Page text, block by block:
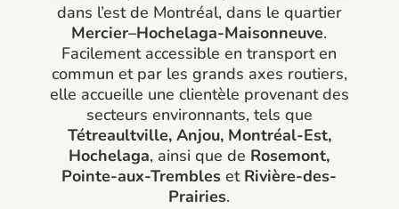
dans l’est de Montréal, dans le quartier
Mercier–Hochelaga-Maisonneuve.
Facilement accessible en transport en
commun et par les grands axes routiers,
elle accueille une clientèle provenant des
secteurs environnants, tels que
Tétreaultville, Anjou, Montréal-Est,
Hochelaga, ainsi que de Rosemont,
Pointe-aux-Trembles et Rivière-des-
Prairies.